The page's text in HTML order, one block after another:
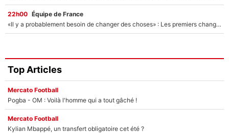
22h00 Équipe de France
«Il y a probablement besoin de changer des choses» : Les premiers changements de Zinedine Zidane en équipe de France sont révélés ?
Top Articles
Mercato Football
Pogba - OM : Voilà l'homme qui a tout gâché !
Mercato Football
Kylian Mbappé, un transfert obligatoire cet été ?